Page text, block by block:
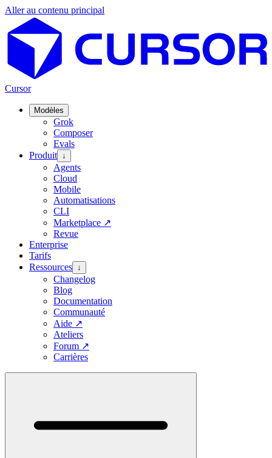
Aller au contenu principal
Cursor
Modèles
Grok
Composer
Evals
Produit ↓
Agents
Cloud
Mobile
Automatisations
CLI
Marketplace ↗
Revue
Enterprise
Tarifs
Ressources ↓
Changelog
Blog
Documentation
Communauté
Aide ↗
Ateliers
Forum ↗
Carrières